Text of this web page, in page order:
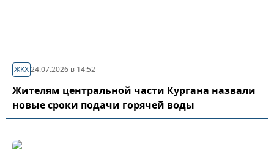
ЖКХ24.07.2026 в 14:52
Жителям центральной части Кургана назвали
новые сроки подачи горячей воды